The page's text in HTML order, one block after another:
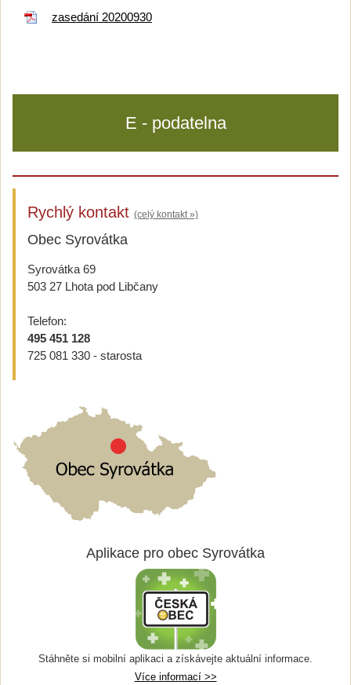
zasedání 20200930
E - podatelna
Rychlý kontakt (celý kontakt »)
Obec Syrovátka
Syrovátka 69
503 27 Lhota pod Libčany
Telefon:
495 451 128
725 081 330 - starosta
Aplikace pro obec Syrovátka
Stáhněte si mobilní aplikaci a získávejte aktuální informace.
Více informací >>